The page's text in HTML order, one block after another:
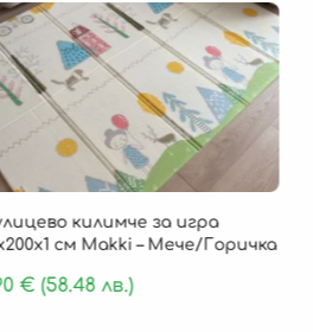
килимче за игра
см Makki – Мече/Горичка
€(58.48 лв.)